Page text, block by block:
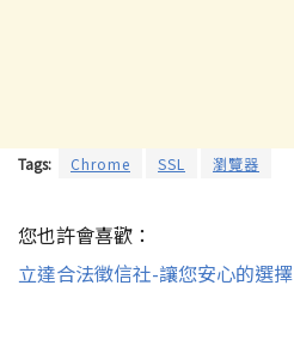
Tags: Chrome SSL 瀏覽器
您也許會喜歡：
立達合法徵信社-讓您安心的選擇